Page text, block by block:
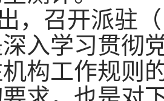
，召开派驻
入学习贯彻
构工作规则